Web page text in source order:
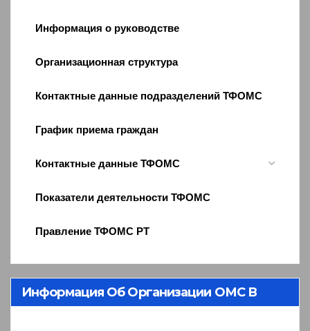
Информация о руководстве
Организационная структура
Контактные данные подразделений ТФОМС
График приема граждан
Контактные данные ТФОМС
Показатели деятельности ТФОМС
Правление ТФОМС РТ
Информация Об Организации ОМС В